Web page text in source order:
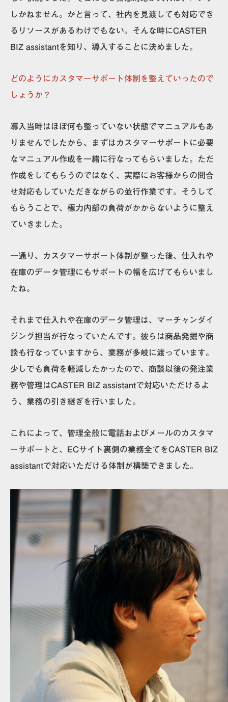
しかねません。かと言って、社内を見渡しても対応でき
るリソースがあるわけでもない。そんな時にCASTER
BIZ assistantを知り、導入することに決めました。
どのようにカスタマーサポート体制を整えていったので
しょうか？
導入当時はほぼ何も整っていない状態でマニュアルもあ
りませんでしたから、まずはカスタマーサポートに必要
なマニュアル作成を一緒に行なってもらいました。ただ
作成をしてもらうのではなく、実際にお客様からの問合
せ対応もしていただきながらの並行作業です。そうして
もらうことで、極力内部の負荷がかからないように整え
ていきました。
一通り、カスタマーサポート体制が整った後、仕入れや
在庫のデータ管理にもサポートの幅を広げてもらいまし
たね。
それまで仕入れや在庫のデータ管理は、マーチャンダイ
ジング担当が行なっていたんです。彼らは商品発掘や商
談も行なっていますから、業務が多岐に渡っています。
少しでも負荷を軽減したかったので、商談以後の発注業
務や管理はCASTER BIZ assistantで対応いただけるよ
う、業務の引き継ぎを行いました。
これによって、 管理全般に電話およびメールのカスタマ
ーサポートと、ECサイト裏側の業務全てをCASTER BIZ
assistantで対応いただける体制 が構築できました。